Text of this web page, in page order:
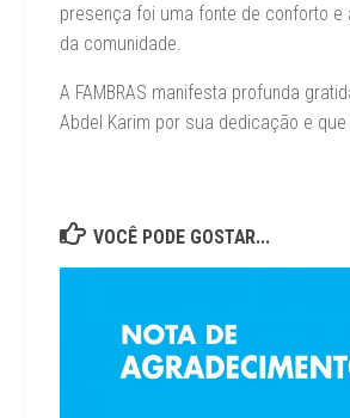
presença foi uma fonte de conforto
da comunidade.
A FAMBRAS manifesta profunda
Abdel Karim por sua dedicação e
VOCÊ PODE GOSTAR...